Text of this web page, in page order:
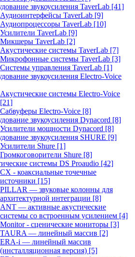
звукоусиления TaverLab [41]
Аудиоинтерфейсы TaverLab [9]
Аудиопроцессоры TaverLab [10]
Усилители TaverLab [9]
Микшеры TaverLab [2]
Акустические системы TaverLab [7]
Микрофонные системы TaverLab [3]
Системы управления TaverLab [1]
звукоусиления Electro-Voice
Акустические системы Electro-Voice
[21]
Сабвуферы Electro-Voice [8]
звукоусиления Dynacord [8]
Усилители мощности Dynacord [8]
звукоусиления SHURE [9]
Усилители Shure [1]
Громкоговорители Shure [8]
системы DS Proaudio [42]
CX - коаксиальные точечные
источники [15]
PILLAR — звуковые колонны для
архитектурной интеграции [8]
ANT — активные акустические
системы со встроенным усилением [4]
Monitor - сценические мониторы [3]
TAURA — линейный массив [2]
ERA-i — линейный массив
(инсталляционная версия) [5]